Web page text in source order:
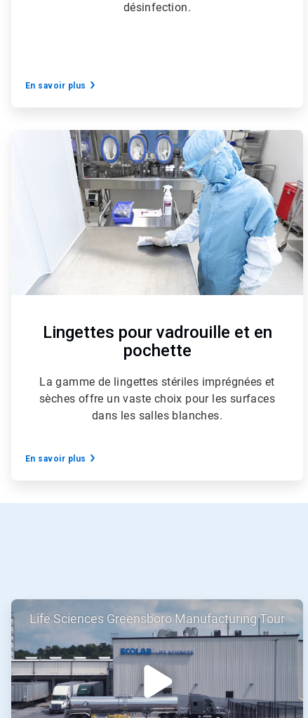
désinfection.
En savoir plus
ArticleTile
4
de
6
Lingettes pour vadrouille et en
pochette
La gamme de lingettes stériles imprégnées et
sèches offre un vaste choix pour les surfaces
dans les salles blanches.
En savoir plus
ArticleTile
1
de
3
Life Sciences Greensboro Manufacturing Tour